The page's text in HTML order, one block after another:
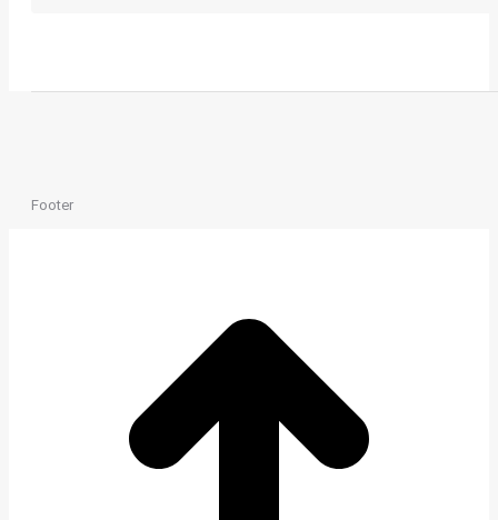
Footer